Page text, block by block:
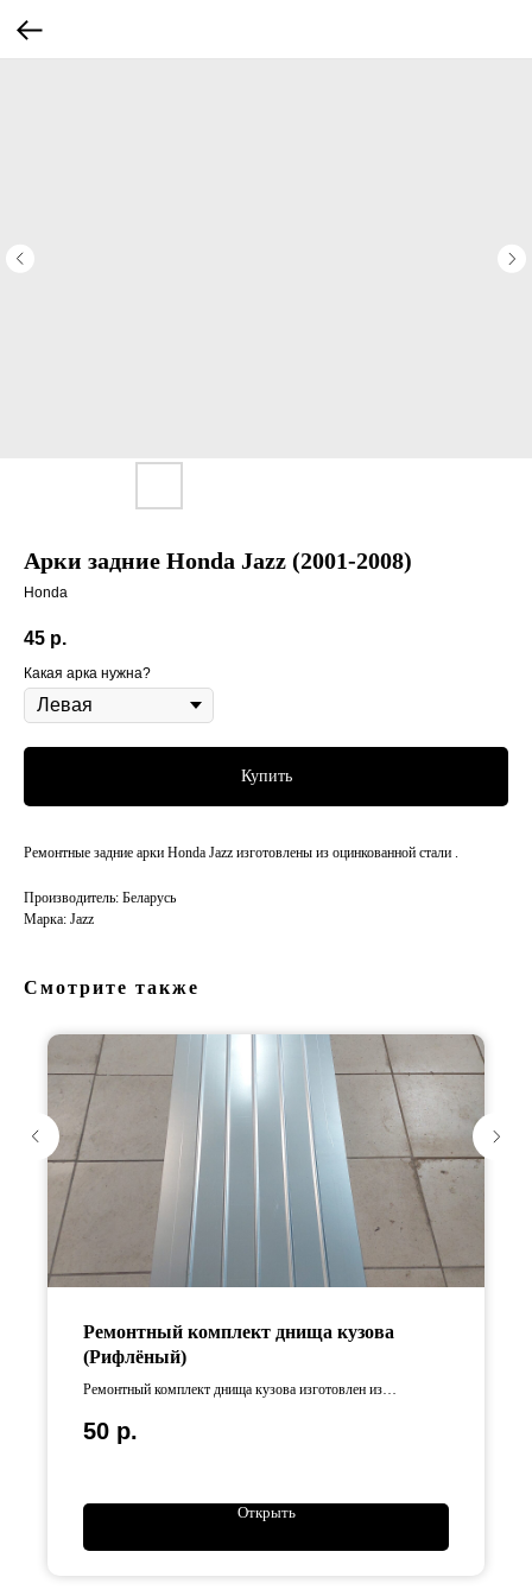
Арки задние Honda Jazz (2001-2008)
Honda
45 р.
Какая арка нужна?
Купить
Ремонтные задние арки Honda Jazz изготовлены из оцинкованной стали .
Производитель: Беларусь
Марка: Jazz
Смотрите также
Ремонтный комплект днища кузова
(Рифлёный)
Ремонтный комплект днища кузова изготовлен из
ширина — 50 см.
50 р.
Открыть